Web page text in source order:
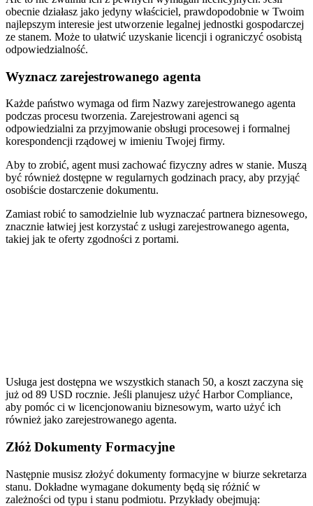
obecnie działasz jako jedyny właściciel, prawdopodobnie w Twoim
najlepszym interesie jest utworzenie legalnej jednostki gospodarczej
ze stanem. Może to ułatwić uzyskanie licencji i ograniczyć osobistą
odpowiedzialność.
Wyznacz zarejestrowanego agenta
Każde państwo wymaga od firm Nazwy zarejestrowanego agenta
podczas procesu tworzenia. Zarejestrowani agenci są
odpowiedzialni za przyjmowanie obsługi procesowej i formalnej
korespondencji rządowej w imieniu Twojej firmy.
Aby to zrobić, agent musi zachować fizyczny adres w stanie. Muszą
być również dostępne w regularnych godzinach pracy, aby przyjąć
osobiście dostarczenie dokumentu.
Zamiast robić to samodzielnie lub wyznaczać partnera biznesowego,
znacznie łatwiej jest korzystać z usługi zarejestrowanego agenta,
takiej jak te oferty zgodności z portami.
Usługa jest dostępna we wszystkich stanach 50, a koszt zaczyna się
już od 89 USD rocznie. Jeśli planujesz użyć Harbor Compliance,
aby pomóc ci w licencjonowaniu biznesowym, warto użyć ich
również jako zarejestrowanego agenta.
Złóż Dokumenty Formacyjne
Następnie musisz złożyć dokumenty formacyjne w biurze sekretarza
stanu. Dokładne wymagane dokumenty będą się różnić w
zależności od typu i stanu podmiotu. Przykłady obejmują: